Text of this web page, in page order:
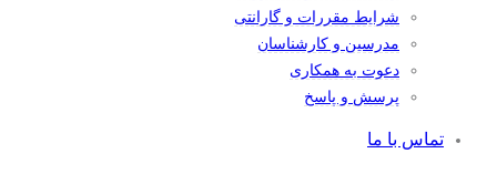
شرایط مقررات و گارانتی
مدرسین و کارشناسان
دعوت به همکاری
پرسش و پاسخ
تماس با ما